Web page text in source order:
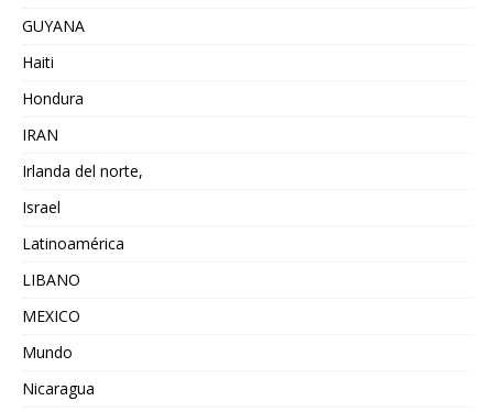
GUYANA
Haiti
Hondura
IRAN
Irlanda del norte,
Israel
Latinoamérica
LIBANO
MEXICO
Mundo
Nicaragua